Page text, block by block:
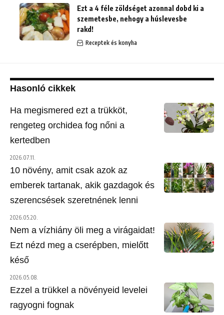
Ezt a 4 féle zöldséget azonnal dobd ki a
szemetesbe, nehogy a húslevesbe
rakd!
Receptek és konyha
Hasonló cikkek
Ha megismered ezt a trükköt,
rengeteg orchidea fog nőni a
kertedben
2026.07.11.
10 növény, amit csak azok az
emberek tartanak, akik gazdagok és
szerencsések szeretnének lenni
2026.05.20.
Nem a vízhiány öli meg a virágaidat!
Ezt nézd meg a cserépben, mielőtt
késő
2026.05.08.
Ezzel a trükkel a növényeid levelei
ragyogni fognak